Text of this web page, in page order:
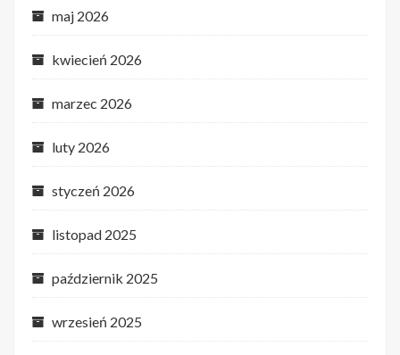
maj 2026
kwiecień 2026
marzec 2026
luty 2026
styczeń 2026
listopad 2025
październik 2025
wrzesień 2025